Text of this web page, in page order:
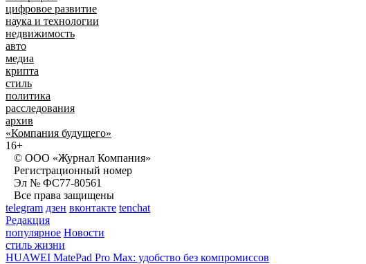
цифровое развитие
наука и технологии
недвижимость
авто
медиа
крипта
стиль
политика
расследования
архив
«Компания будущего»
16+
© ООО «Журнал Компания»
Регистрационный номер
Эл № ФС77-80561
Все права защищены
telegram дзен вконтакте tenchat
Редакция
популярное Новости
стиль жизни
HUAWEI MatePad Pro Max: удобство без компромиссов